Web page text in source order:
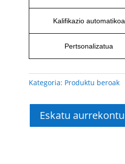
Kalifikazio automatikoa
Pertsonalizatua
Kategoria: Produktu beroak
Eskatu